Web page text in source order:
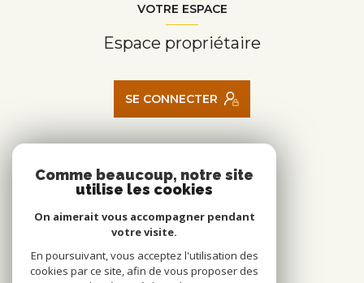
VOTRE ESPACE
Espace propriétaire
SE CONNECTER
Nous adhérons
Comme beaucoup, notre site
utilise les cookies
On aimerait vous accompagner pendant
votre visite.
En poursuivant, vous acceptez l'utilisation des
cookies par ce site, afin de vous proposer des